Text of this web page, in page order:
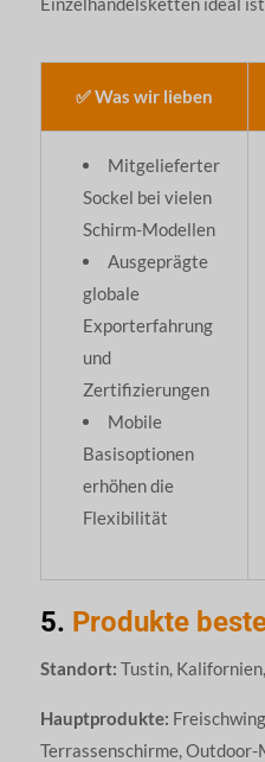
✅ Was wir lieben
Mitgelieferter
Sockel bei vielen
Schirm-Modellen
Ausgeprägte
globale
Exporterfahrung
und
Zertifizierungen
Mobile
Basisoptionen
erhöhen die
Flexibilität
5. Produkte
Standort: Tustin,
Hauptprodukte:
Terrassenschirme,